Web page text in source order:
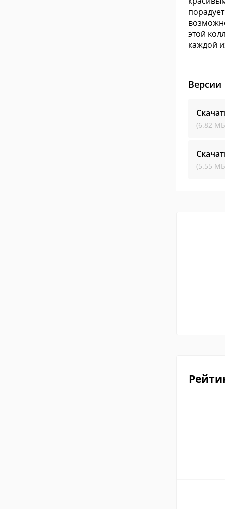
этой
каждой
Версии
(6.82
(5.55